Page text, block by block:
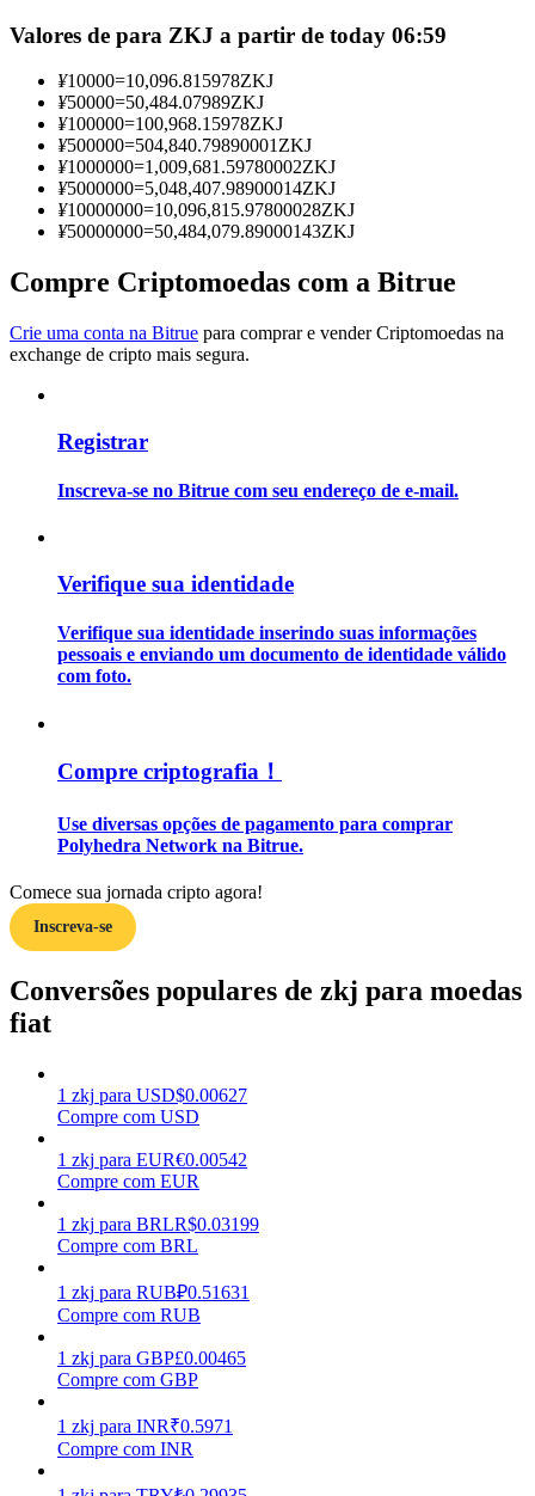
Informação
Análise de big data, incluindo informações comerciais, etc.
Estratégias de negociação
Ganhar
Porquinho poderoso
Ganhe recompensas competitivas diariamente
Valores de para ZKJ a partir de today 06:59
¥10000=10,096.815978ZKJ
¥50000=50,484.07989ZKJ
¥100000=100,968.15978ZKJ
¥500000=504,840.79890001 ZKJ
¥1000000=1,009,681.59780002ZKJ
¥5000000=5,048,407.98900014ZKJ
¥10000000=10,096,815.97800028ZKJ
¥50000000=50,484,079.89000143ZKJ
Compre Criptomoedas com a Bitrue
Crie uma conta na Bitrue para comprar e vender Criptomoedas na
exchange de cripto mais segura.
Registrar
Inscreva-se no Bitrue com seu endereço de e-mail.
Verifique sua identidade
Verifique sua identidade inserindo suas informações
pessoais e enviando um documento de identidade válido
com foto.
Compre criptografia！
Use diversas opções de pagamento para comprar
Polyhedra Network na Bitrue.
Comece sua jornada cripto agora!
Inscreva-se
Conversões populares de zkj para moedas
fiat
1 zkj para USD$0.00627
Compre com USD
1 zkj para EUR€0.00542
Compre com EUR
1 zkj para BRLR$0.03199
Compre com BRL
1 zkj para RUB₽0.51631
Compre com RUB
1 zkj para GBP£0.00465
Compre com GBP
1 zkj para INR₹0.5971
Compre com INR